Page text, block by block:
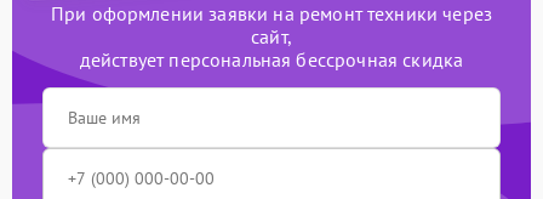
При оформлении заявки на ремонт техники через
сайт,
действует персональная бессрочная скидка